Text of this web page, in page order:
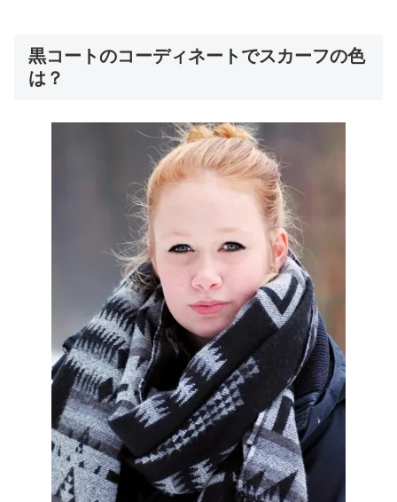
黒コートのコーディネートでスカーフの色
は？